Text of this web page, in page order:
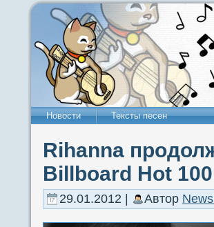
Новости Тексты песен
Rihanna
Billboard Hot 100
29.01.2012 | Автор